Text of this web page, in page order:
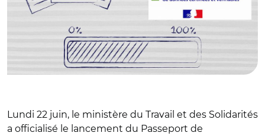
Lundi 22 juin, le ministère du Travail et des Solidarités
a officialisé le lancement du Passeport de